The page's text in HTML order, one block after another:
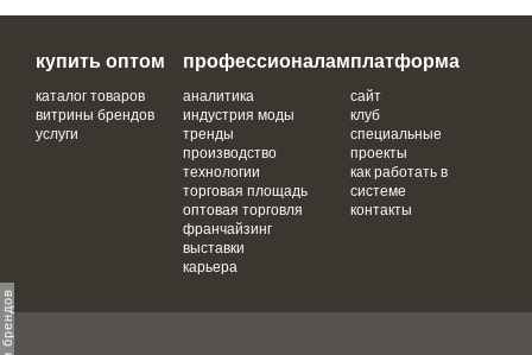
купить оптом
каталог товаров
витрины брендов
услуги
профессионалам
аналитика
индустрия моды
тренды
производство
технологии
торговая площадь
оптовая торговля
франчайзинг
выставки
карьера
платформа
сайт
клуб
специальные
проекты
как работать в
системе
контакты